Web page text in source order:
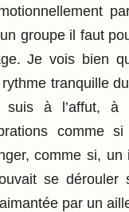
groupe il faut
Je vois bien
tranquille
à l’affut, à
comme
comme si, un
se dérouler
par un